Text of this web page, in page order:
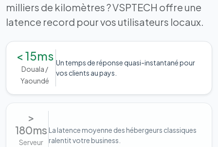
milliers de kilomètres ? VSPTECH offre une
latence record pour vos utilisateurs locaux.
< 15ms
Douala /
Yaoundé
Un temps de réponse quasi-instantané pour
vos clients au pays.
>
180ms
Serveur
La latence moyenne des hébergeurs classiques
ralentit votre business.